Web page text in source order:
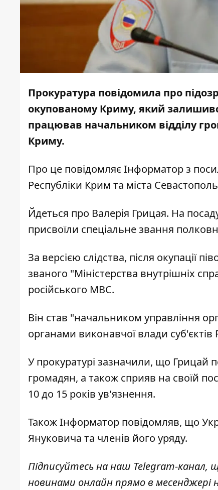
Прокуратура повідомила про
окупованому Криму, який
працював начальником відділу
Криму.
Про це повідомляє Інформаторз
Республіки Крим та міста
Йдеться про Валерія Грицая. На
присвоїли спеціальне звання
За версією слідства, після окупації
званого "Міністерства внутрішніх
російського МВС.
Він став "начальником управління
органами виконавчої влади
У прокуратурі зазначили, що Грицай
громадян, а також сприяв на своїй
10 до 15 років ув'язнення.
Також Інформатор повідомляв, що
Януковича та членів його уряду.
Підписуйтесь на наш Telegram-канал,
новинами онлайн прямо в месенджері